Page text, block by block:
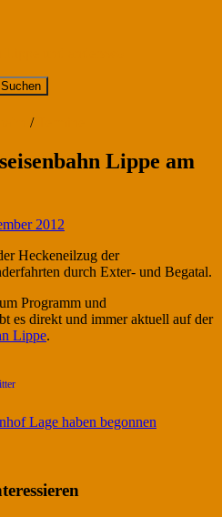
/
Lippe am
2012
Heckeneilzug der
durch Exter- und Begatal.
Programm und
es direkt und immer aktuell auf der
Lippe.
Lage haben begonnen